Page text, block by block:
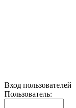
Вход пользователей
Пользователь: